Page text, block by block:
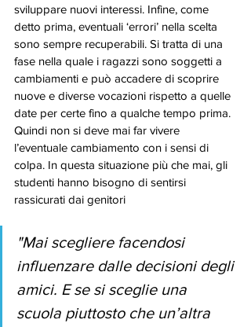
sviluppare nuovi interessi. Infine, come
detto prima, eventuali ‘errori’ nella scelta
sono sempre recuperabili. Si tratta di una
fase nella quale i ragazzi sono soggetti a
cambiamenti e può accadere di scoprire
nuove e diverse vocazioni rispetto a quelle
date per certe fino a qualche tempo prima.
Quindi non si deve mai far vivere
l’eventuale cambiamento con i sensi di
colpa. In questa situazione più che mai, gli
studenti hanno bisogno di sentirsi
rassicurati dai genitori
"Mai scegliere facendosi
influenzare dalle decisioni degli
amici. E se si sceglie una
scuola piuttosto che un’altra